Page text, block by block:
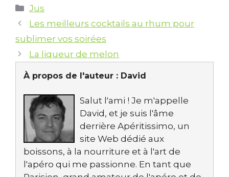
Catégories
Jus
Les meilleurs cocktails au rhum pour
sublimer vos soirées
La liqueur de melon
À propos de l'auteur : David
Salut l'ami ! Je m'appelle
David, et je suis l'âme
derrière Apéritissimo, un
site Web dédié aux
boissons, à la nourriture et à l'art de
l'apéro qui me passionne. En tant que